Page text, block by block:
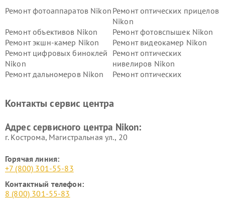
Ремонт фотоаппаратов Nikon Ремонт оптических прицелов
Nikon
Ремонт объективов Nikon
Ремонт фотовспышек Nikon
Ремонт экшн-камер Nikon
Ремонт видеокамер Nikon
Ремонт цифровых биноклей
Nikon
Ремонт оптических
нивелиров Nikon
Ремонт дальномеров Nikon
Ремонт оптических
Контакты сервис центра
Адрес сервисного центра Nikon:
г. Кострома, Магистральная ул., 20
Горячая линия:
+7 (800) 301-55-83
Контактный телефон:
8 (800) 301-55-83